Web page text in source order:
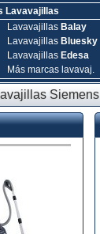
Lavavajillas
Lavavajillas Balay
Lavavajillas Bluesky
Lavavajillas Edesa
Más marcas lavavaj.
Siemens